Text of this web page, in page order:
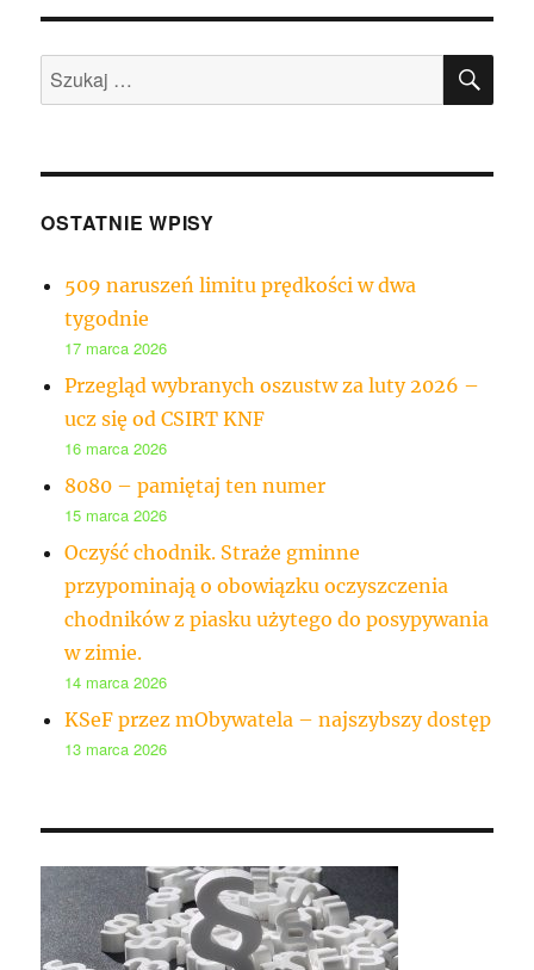
Szukaj:
OSTATNIE WPISY
509 naruszeń limitu prędkości w dwa
tygodnie
17 marca 2026
Przegląd wybranych oszustw za luty 2026 –
ucz się od CSIRT KNF
16 marca 2026
8080 – pamiętaj ten numer
15 marca 2026
Oczyść chodnik. Straże gminne
przypominają o obowiązku oczyszczenia
chodników z piasku użytego do posypywania
w zimie.
14 marca 2026
KSeF przez mObywatela – najszybszy dostęp
13 marca 2026